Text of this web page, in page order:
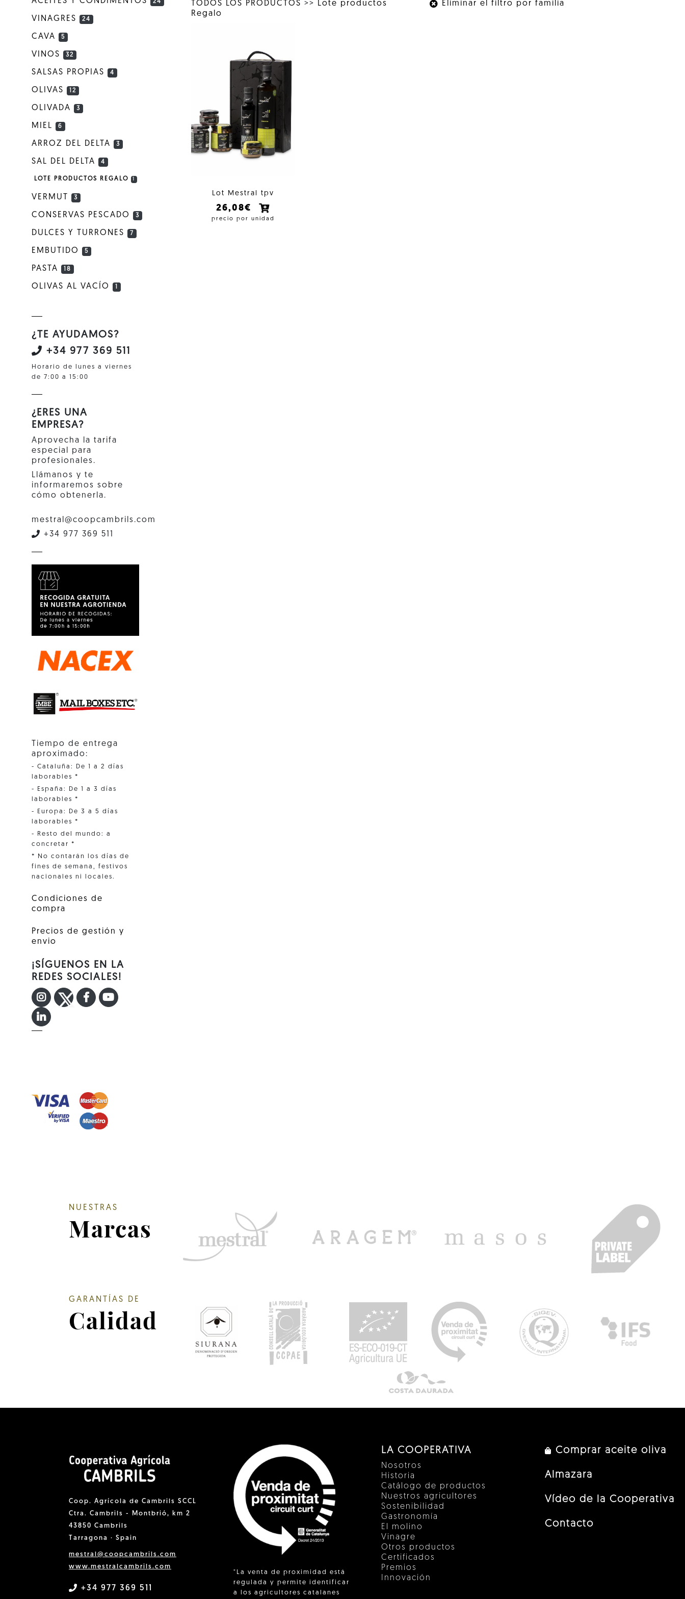
TODOS LOS PRODUCTOS >>
Lote productos
Regalo
Eliminar el filtro por familia
Lot Mestral tpv
26,08€
precio por unidad
24
VINAGRES 24
CAVA 5
VINOS 32
SALSAS PROPIAS 4
OLIVAS 12
OLIVADA 3
MIEL 6
ARROZ DEL DELTA 3
SAL DEL DELTA 4
LOTE PRODUCTOS REGALO
VERMUT 3
CONSERVAS PESCADO 3
DULCES Y TURRONES 7
EMBUTIDO 5
PASTA 18
OLIVAS AL VACÍO 1
¿TE AYUDAMOS?
+34 977 369 511
Horario de lunes a viernes
de 7:00 a 15:00
¿ERES UNA
EMPRESA?
Aprovecha la tarifa
especial para
profesionales.
Llámanos y te
informaremos sobre
cómo obtenerla.
mestral@coopcambrils.com
+34 977 369 511
Tiempo de entrega
aproximado:
- Cataluña: De 1 a 2 días
laborables *
- España: De 1 a 3 días
laborables *
- Europa: De 3 a 5 días
laborables *
- Resto del mundo: a
concretar *
* No contarán los días de
fines de semana, festivos
nacionales ni locales.
Condiciones de
compra
Precios de gestión y
envio
¡SÍGUENOS EN LA
REDES SOCIALES!
INSTAGRAM
TWITTER
FACEBOOK F
YOUTUBE
LINKEDIN IN
NUESTRAS
Marcas
GARANTÍAS DE
Calidad
Coop. Agrícola de Cambrils SCCL
Ctra. Cambrils - Montbrió, km 2
43850 Cambrils
Tarragona · Spain
mestral@coopcambrils.com
www.mestralcambrils.com
+34 977 369 511
"La venta de proximidad está
regulada y permite identificar
a los agricultores catalanes
LA COOPERATIVA
Nosotros
Historia
Catálogo de productos
Nuestros agricultores
Sostenibilidad
Gastronomía
El molino
Vinagre
Otros productos
Certificados
Premios
Innovación
Comprar aceite oliva
Almazara
Vídeo de la Cooperativa
Contacto